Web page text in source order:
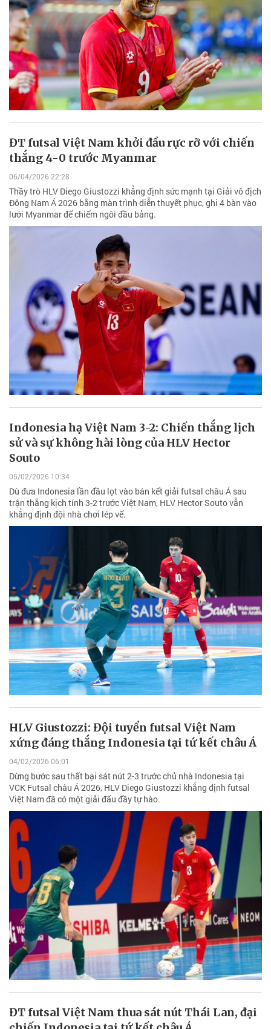
ĐT futsal Việt Nam khởi đầu rực rỡ với chiến
thắng 4-0 trước Myanmar
06/04/2026 22:28
Thầy trò HLV Diego Giustozzi khẳng định sức mạnh tại Giải vô địch
Đông Nam Á 2026 bằng màn trình diễn thuyết phục, ghi 4 bàn vào
lưới Myanmar để chiếm ngôi đầu bảng.
Indonesia hạ Việt Nam 3-2: Chiến thắng lịch
sử và sự không hài lòng của HLV Hector
Souto
05/02/2026 10:34
Dù đưa Indonesia lần đầu lọt vào bán kết giải futsal châu Á sau
trận thắng kịch tính 3-2 trước Việt Nam, HLV Hector Souto vẫn
khẳng định đội nhà chơi lép vế.
HLV Giustozzi: Đội tuyển futsal Việt Nam
xứng đáng thắng Indonesia tại tứ kết châu Á
04/02/2026 06:01
Dừng bước sau thất bại sát nút 2-3 trước chủ nhà Indonesia tại
VCK Futsal châu Á 2026, HLV Diego Giustozzi khẳng định futsal
Việt Nam đã có một giải đấu đầy tự hào.
ĐT futsal Việt Nam thua sát nút Thái Lan, đại